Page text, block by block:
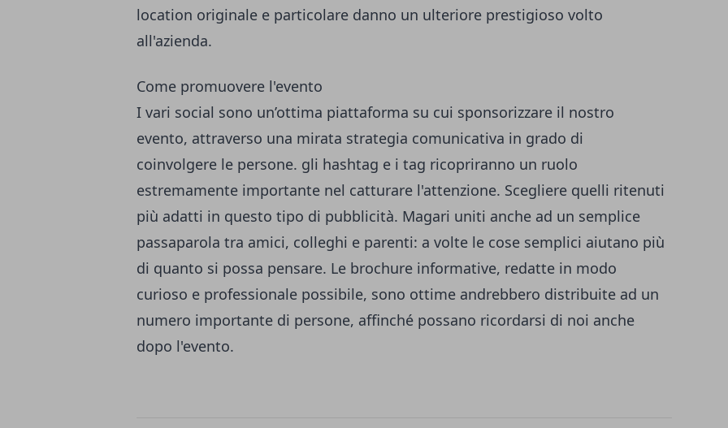
location originale e particolare danno un ulteriore prestigioso volto
all'azienda.
Come promuovere l'evento
I vari social sono un’ottima piattaforma su cui sponsorizzare il nostro
evento, attraverso una mirata strategia comunicativa in grado di
coinvolgere le persone. gli hashtag e i tag ricopriranno un ruolo
estremamente importante nel catturare l'attenzione. Scegliere quelli ritenuti
più adatti in questo tipo di pubblicità. Magari uniti anche ad un semplice
passaparola tra amici, colleghi e parenti: a volte le cose semplici aiutano più
di quanto si possa pensare. Le brochure informative, redatte in modo
curioso e professionale possibile, sono ottime andrebbero distribuite ad un
numero importante di persone, affinché possano ricordarsi di noi anche
dopo l'evento.